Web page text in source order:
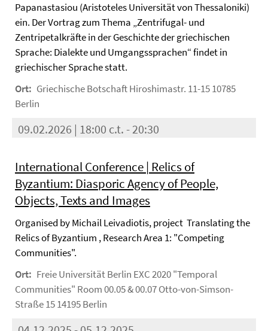
Papanastasiou (Aristoteles Universität von Thessaloniki)
ein. Der Vortrag zum Thema „Zentrifugal- und
Zentripetalkräfte in der Geschichte der griechischen
Sprache: Dialekte und Umgangssprachen“ findet in
griechischer Sprache statt.
Ort: Griechische Botschaft Hiroshimastr. 11-15 10785
Berlin
09.02.2026 | 18:00 c.t. - 20:30
International Conference | Relics of
Byzantium: Diasporic Agency of People,
Objects, Texts and Images
Organised by Michail Leivadiotis, project Translating the
Relics of Byzantium , Research Area 1: "Competing
Communities".
Ort: Freie Universität Berlin EXC 2020 "Temporal
Communities" Room 00.05 & 00.07 Otto-von-Simson-
Straße 15 14195 Berlin